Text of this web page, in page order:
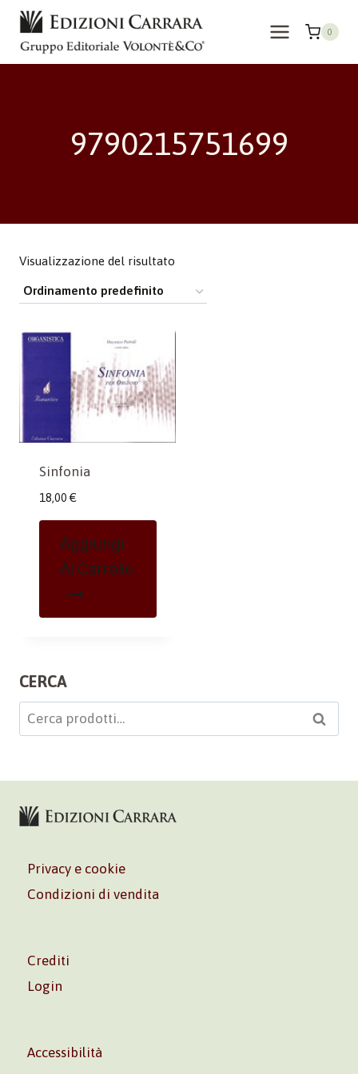
Salta
contenuto
0
9790215751699
Visualizzazione del risultato
Sinfonia
18,00 €
Aggiungi
Al Carrello
CERCA
Cerca: Cerca
Privacy e cookie
Condizioni di vendita
Crediti
Login
Accessibilità